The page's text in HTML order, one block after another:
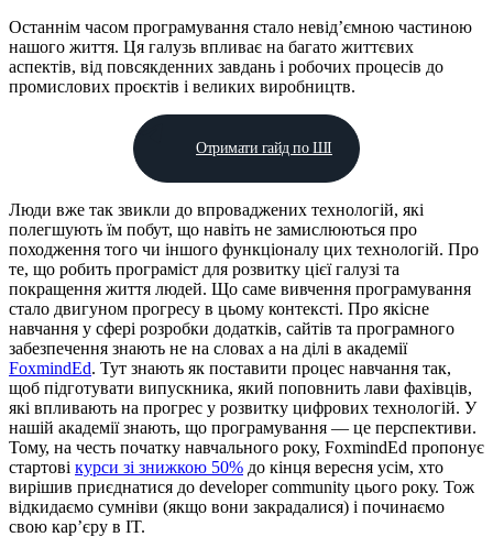
Останнім часом програмування стало невід’ємною частиною
нашого життя. Ця галузь впливає на багато життєвих
аспектів, від повсякденних завдань і робочих процесів до
промислових проєктів і великих виробництв.
Отримати гайд по ШІ
Люди вже так звикли до впроваджених технологій, які
полегшують їм побут, що навіть не замислюються про
походження того чи іншого функціоналу цих технологій. Про
те, що робить програміст для розвитку цієї галузі та
покращення життя людей. Що саме вивчення програмування
стало двигуном прогресу в цьому контексті. Про якісне
навчання у сфері розробки додатків, сайтів та програмного
забезпечення знають не на словах а на ділі в академії
FoxmindEd. Тут знають як поставити процес навчання так,
щоб підготувати випускника, який поповнить лави фахівців,
які впливають на прогрес у розвитку цифрових технологій. У
нашій академії знають, що програмування — це перспективи.
Тому, на честь початку навчального року, FoxmindEd пропонує
стартові курси зі знижкою 50% до кінця вересня усім, хто
вирішив приєднатися до developer community цього року. Тож
відкидаємо сумніви (якщо вони закрадалися) і починаємо
свою кар’єру в IT.